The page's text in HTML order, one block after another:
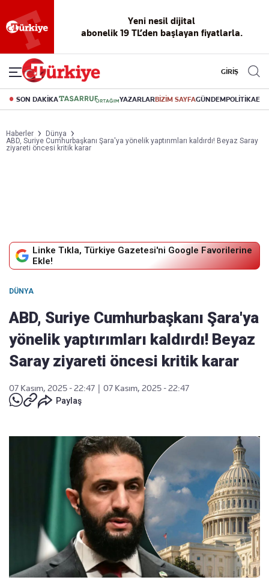
Yeni nesil dijital
abonelik 19 TL’den başlayan fiyatlarla.
GİRİŞ
SON DAKİKA YAZARLARBİZİM SAYFAGÜNDEMPOLİTİKA
Haberler
Dünya
ABD, Suriye Cumhurbaşkanı Şara'ya yönelik yaptırımları kaldırdı! Beyaz Saray
ziyareti öncesi kritik karar
Linke Tıkla, Türkiye Gazetesi'ni Google Favorilerine
Ekle!
DÜNYA
ABD, Suriye Cumhurbaşkanı Şara'ya
yönelik yaptırımları kaldırdı! Beyaz
Saray ziyareti öncesi kritik karar
07 Kasım, 2025 - 22:47
07 Kasım, 2025 - 22:47
Paylaş